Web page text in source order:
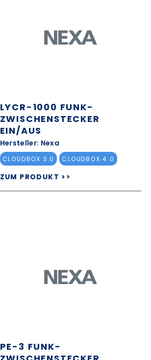
LYCR-1000 FUNK-
ZWISCHENSTECKER
EIN/AUS
Hersteller: Nexa
CLOUDBOX 3.0 CLOUDBOX 4.0
ZUM PRODUKT >>
PE-3 FUNK-